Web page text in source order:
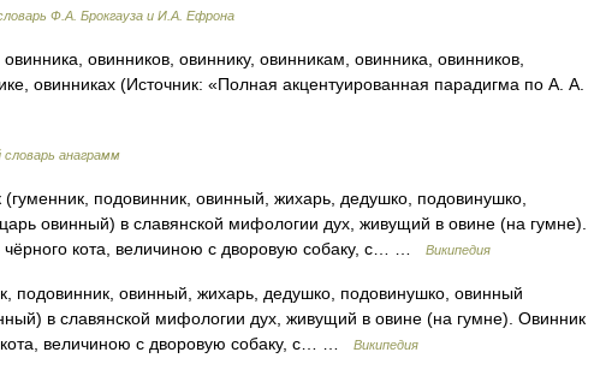
Ф.А. Брокгауза и И.А. Ефрона
овинников, овиннику, овинникам, овинника, овинников,
овинниках (Источник: «Полная акцентуированная парадигма по А. А.
словарь анаграмм
подовинник, овинный, жихарь, дедушко, подовинушко,
овинный) в славянской мифологии дух, живущий в овине (на гумне).
чёрного кота, величиною с дворовую собаку, с… …
Википедия
подовинник, овинный, жихарь, дедушко, подовинушко, овинный
в славянской мифологии дух, живущий в овине (на гумне). Овинник
кота, величиною с дворовую собаку, с… …
Википедия